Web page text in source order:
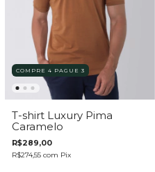
COMPRE 4 PAGUE 3
T-shirt Luxury Pima
Caramelo
R$289,00
R$274,55 com Pix